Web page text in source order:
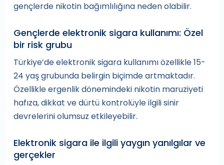
gençlerde nikotin bağımlılığına neden olabilir.
Gençlerde elektronik sigara kullanımı: Özel
bir risk grubu
Türkiye’de elektronik sigara kullanımı özellikle 15-
24 yaş grubunda belirgin biçimde artmaktadır.
Özellikle ergenlik dönemindeki nikotin maruziyeti
hafıza, dikkat ve dürtü kontrolüyle ilgili sinir
devrelerini olumsuz etkileyebilir.
Elektronik sigara ile ilgili yaygın yanılgılar ve
gerçekler